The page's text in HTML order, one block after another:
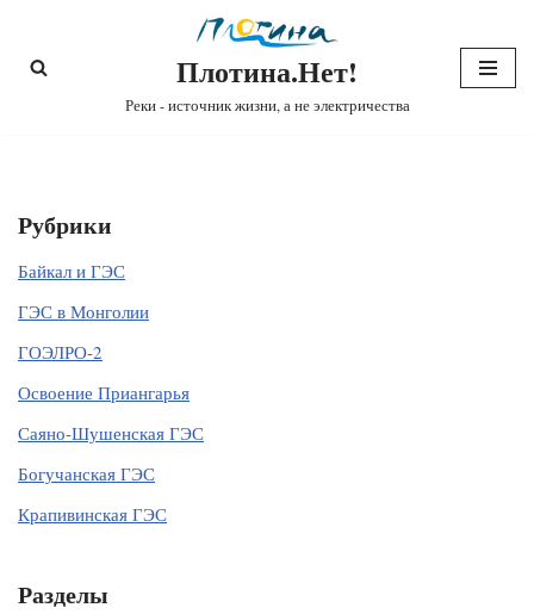
Перейти
Плотина.Нет!
Реки - источник жизни, а не электричества
Рубрики
Байкал и ГЭС
ГЭС в Монголии
ГОЭЛРО-2
Освоение Приангарья
Саяно-Шушенская ГЭС
Богучанская ГЭС
Крапивинская ГЭС
Разделы